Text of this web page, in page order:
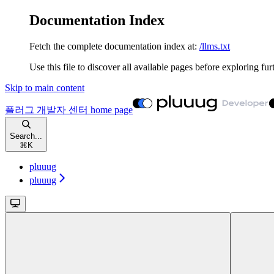
Documentation Index
Fetch the complete documentation index at: /llms.txt
Use this file to discover all available pages before exploring
Skip to main content
플러그 개발자 센터 home page
Search...
⌘ K
pluuug
pluuug